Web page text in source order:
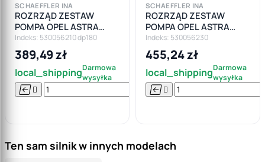
SCHAEFFLER INA
ROZRZĄD ZESTAW
POMPA OPEL ASTRA
ZAFIRA VECTRA
INSIGNIA A FIAT 1.9
2.0CDTI
Indeks: 530056210 dp180
389,49 zł
local_shippingDarmowa
wysyłka
  

SCHAEFFLER INA
ROZRZĄD ZESTAW
POMPA OPEL ASTRA
ZAFIRA VECTRA
INSIGNIA A 1.9 2.0CDTI
FIAT
Indeks: 530056230
455,24 zł
local_shippingDarmowa
wysyłka
 
Ten sam silnik w innych modelach